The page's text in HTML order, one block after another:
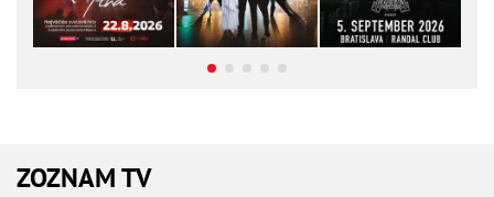
ZOZNAM TV